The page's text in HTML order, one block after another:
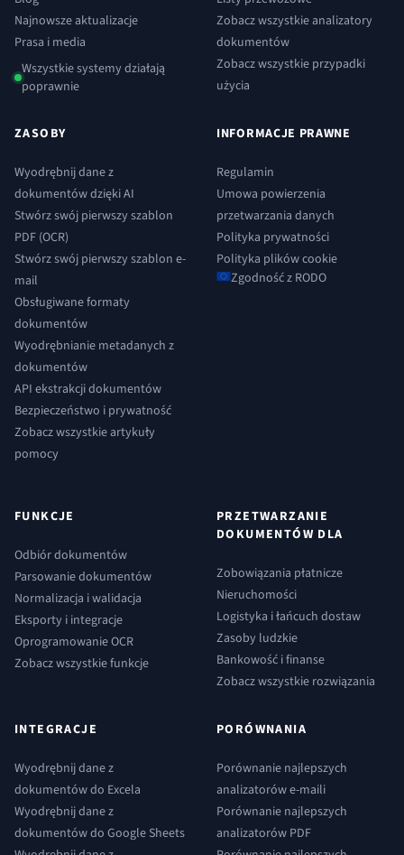
Najnowsze aktualizacje
Prasa i media
Wszystkie systemy działają
poprawnie
Zobacz wszystkie analizatory
dokumentów
Zobacz wszystkie przypadki
użycia
ZASOBY
Wyodrębnij dane z
dokumentów dzięki AI
Stwórz swój pierwszy szablon
PDF (OCR)
Stwórz swój pierwszy szablon e-
mail
Obsługiwane formaty
dokumentów
Wyodrębnianie metadanych z
dokumentów
API ekstrakcji dokumentów
Bezpieczeństwo i prywatność
Zobacz wszystkie artykuły
pomocy
INFORMACJE PRAWNE
Regulamin
Umowa powierzenia
przetwarzania danych
Polityka prywatności
Polityka plików cookie
Zgodność z RODO
FUNKCJE
Odbiór dokumentów
Parsowanie dokumentów
Normalizacja i walidacja
Eksporty i integracje
Oprogramowanie OCR
Zobacz wszystkie funkcje
PRZETWARZANIE
DOKUMENTÓW DLA
Zobowiązania płatnicze
Nieruchomości
Logistyka i łańcuch dostaw
Zasoby ludzkie
Bankowość i finanse
Zobacz wszystkie rozwiązania
INTEGRACJE
Wyodrębnij dane z
dokumentów do Excela
Wyodrębnij dane z
dokumentów do Google Sheets
PORÓWNANIA
Porównanie najlepszych
analizatorów e-maili
Porównanie najlepszych
analizatorów PDF